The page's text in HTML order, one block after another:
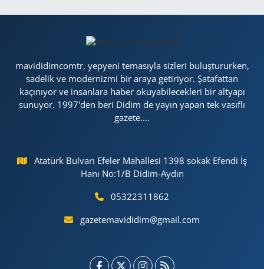
mavididimcomtr, yepyeni temasıyla sizleri buluştururken,
sadelik ve modernizmi bir araya getiriyor. Şatafattan
kaçınıyor ve insanlara haber okuyabilecekleri bir altyapı
sunuyor. 1997'den beri Didim de yayın yapan tek vasıflı
gazete....
Atatürk Bulvarı Efeler Mahallesi 1398 sokak Efendi İş
Hanı No:1/B Didim-Aydın
05322311862
gazetemavididim@gmail.com